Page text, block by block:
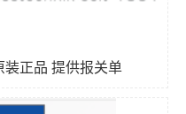
装正品 提供报关单